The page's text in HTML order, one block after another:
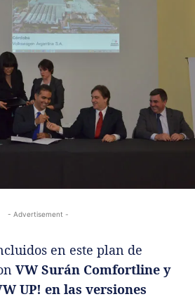
- Advertisement -
en este plan de
VW Surán Comfortline y
UP! en las versiones